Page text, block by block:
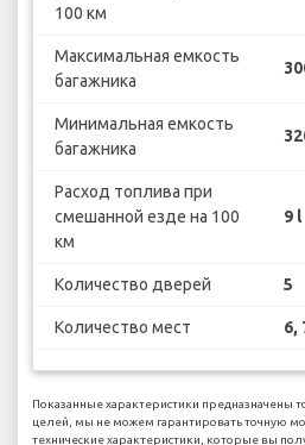
100 км
Максимальная емкость
багажника
Минимальная емкость
багажника
Расход топлива при
смешанной езде на 100
км
9 l
Количество дверей 5
Количество мест 6,
Показанные характеристики предназначены
целей, мы не можем гарантировать точную
технические характеристики, которые вы